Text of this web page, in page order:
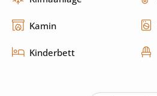
Kamin
Kinderbett